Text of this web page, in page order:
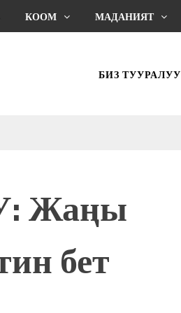
КООМ МАДАНИЯТ
БИЗ ТУУРАЛУУ
Жаңы
бет